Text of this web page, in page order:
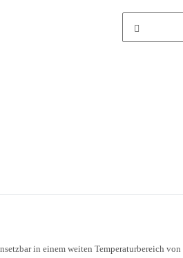
in einem weiten Temperaturbereich von